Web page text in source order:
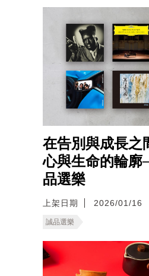
在告別與成長之
心與生命的輪廓
品選樂
上架日期 2026/01/16
誠品選樂